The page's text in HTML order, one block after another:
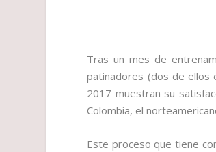
Tras un mes de
patinadores (dos de ellos
2017 muestran su
Colombia, el
Este proceso que tiene